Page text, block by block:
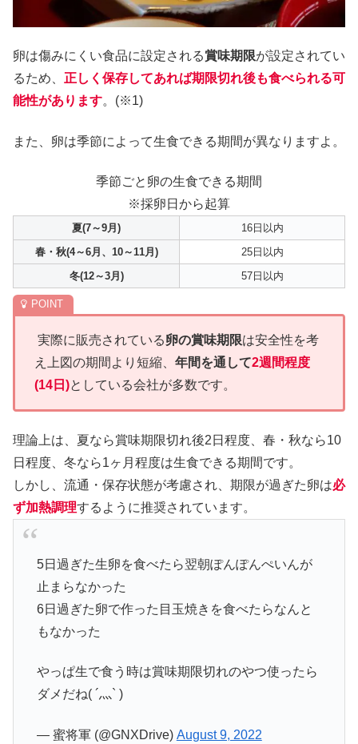
卵は傷みにくい食品に設定される賞味期限が設定されてい
るため、 正しく保存してあれば期限切れ後も食べられる可
能性があります。(※1)
また、卵は季節によって生食できる期間が異なりますよ。
季節ごと卵の生食できる期間
※採卵日から起算
夏(7～9月)
16日以内
春・秋(4～6月、10～11月)
25日以内
冬(12～3月)
57日以内
実際に販売されている卵の賞味期限は安全性を考
え上図の期間より短縮、 年間を通して2週間程度
(14日)としている会社が多数です。
理論上は、夏なら賞味期限切れ後2日程度、春・秋なら10
日程度、冬なら1ヶ月程度は生食できる期間です。
しかし、流通・保存状態が考慮され、期限が過ぎた卵は必
ず加熱調理するように推奨されています。
5日過ぎた生卵を食べたら翌朝ぽんぽんぺいんが
止まらなかった
6日過ぎた卵で作った目玉焼きを食べたらなんと
もなかった
やっぱ生で食う時は賞味期限切れのやつ使ったら
ダメだね( ´灬` )
— 蜜将軍 (@GNXDrive) August 9, 2022